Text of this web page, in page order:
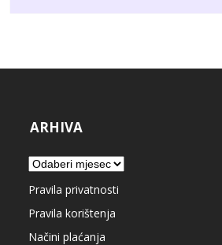
ARHIVA
Arhiva
Pravila privatnosti
Pravila korištenja
Načini plaćanja